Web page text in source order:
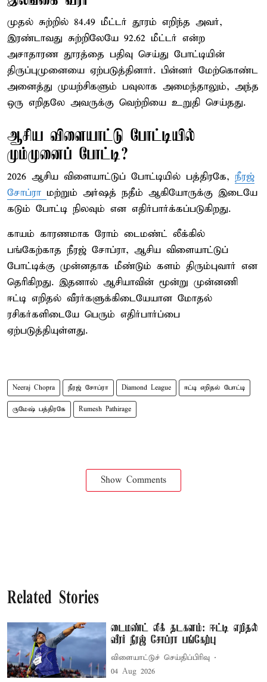
முதல் சுற்றில் 84.49 மீட்டர் தூரம் எறிந்த அவர்,
இரண்டாவது சுற்றிலேயே 92.62 மீட்டர் என்ற
அசாதாரண தூரத்தை பதிவு செய்து போட்டியின்
திருப்புமுனையை ஏற்படுத்தினார். பின்னர் மேற்கொண்ட
அனைத்து முயற்சிகளும் பவுலாக அமைந்தாலும், அந்த
ஒரு எறிதலே அவருக்கு வெற்றியை உறுதி செய்தது.
ஆசிய விளையாட்டு போட்டியில்
மும்முனைப் போட்டி?
2026 ஆசிய விளையாட்டுப் போட்டியில் பத்திரகே, நீரஜ்
சோப்ரா மற்றும் அர்ஷத் நதீம் ஆகியோருக்கு இடையே
கடும் போட்டி நிலவும் என எதிர்பார்க்கப்படுகிறது.
காயம் காரணமாக ரோம் டைமண்ட் லீக்கில்
பங்கேற்காத நீரஜ் சோப்ரா, ஆசிய விளையாட்டுப்
போட்டிக்கு முன்னதாக மீண்டும் களம் திரும்புவார் என
தெரிகிறது. இதனால் ஆசியாவின் மூன்று முன்னணி
ஈட்டி எறிதல் வீரர்களுக்கிடையேயான மோதல்
ரசிகர்களிடையே பெரும் எதிர்பார்ப்பை
ஏற்படுத்தியுள்ளது.
Neeraj Chopra நீரஜ் சோப்ரா Diamond League ஈட்டி எறிதல் போட்டி
ருமேஷ் பத்திரகே Rumesh Pathirage
Show Comments
Related Stories
டைமண்ட் லீக் தடகளம்: ஈட்டி எறிதல்
வீரர் நீரஜ் சோப்ரா பங்கேற்பு
விளையாட்டுச் செய்திப்பிரிவு
04 Aug 2026